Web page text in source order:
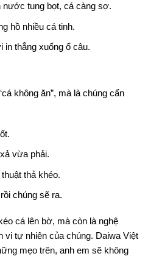
nước tung bọt, cá càng sợ.
hồ nhiều cá tinh.
in thẳng xuống ổ câu.
không ăn”, mà là chúng cẩn
vừa phải.
thả khéo.
chúng sẽ ra.
cá lên bờ, mà còn là nghệ
vi tự nhiên của chúng. Daiwa Việt
mẹo trên, anh em sẽ không